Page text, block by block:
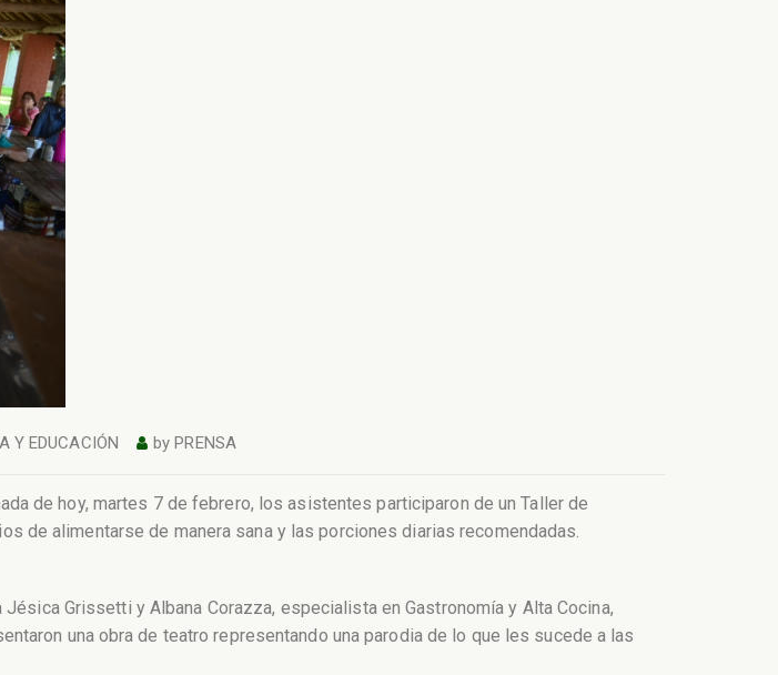
Y EDUCACIÓN byPRENSA
de hoy, martes 7 de febrero, los asistentes participaron de un Taller de
de alimentarse de manera sana y las porciones diarias recomendadas.
Grissetti y Albana Corazza, especialista en Gastronomía y Alta Cocina,
una obra de teatro representando una parodia de lo que les sucede a las